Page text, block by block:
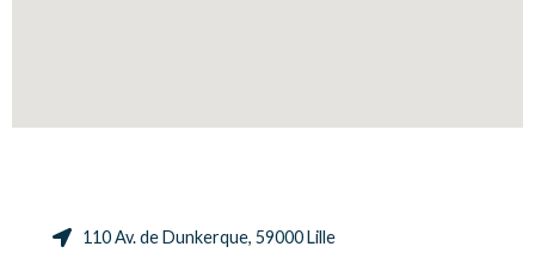
110 Av. de Dunkerque, 59000 Lille